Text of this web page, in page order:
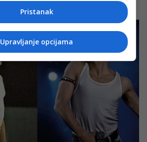
Pristanak
Upravljanje opcijama